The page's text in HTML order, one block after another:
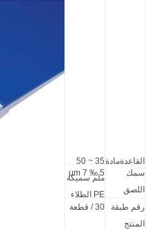
القاعدةمادة
35 ~ 50
ملم سميكة
PE الطلاء
سمك
اللصق
5 ‰ 7 μm
رقم طبقة
المنتج
30 / قطعة